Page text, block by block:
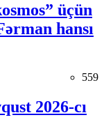
üçün
hansı
559
2026-cı